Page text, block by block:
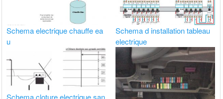
Schema electrique chauffe ea
u
Schema d installation tableau
electrique
Schema cloture electrique san